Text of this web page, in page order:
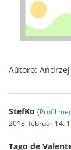
Aŭtoro:
StefKo (Profil
2018. február 14.
Tago de